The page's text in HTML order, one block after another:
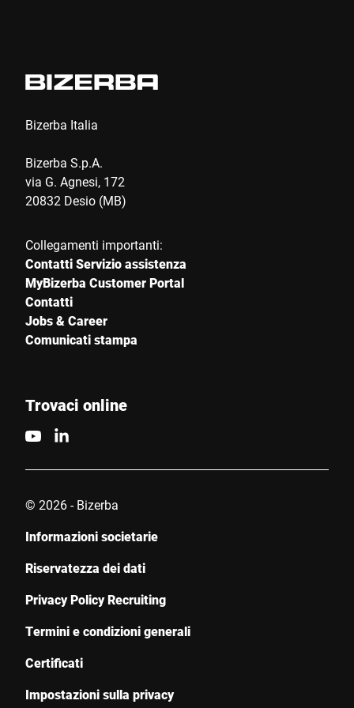
Bizerba Italia
Bizerba S.p.A.
via G. Agnesi, 172
20832 Desio (MB)
Collegamenti importanti:
Contatti Servizio assistenza
MyBizerba Customer Portal
Contatti
Jobs & Career
Comunicati stampa
Trovaci online
© 2026 - Bizerba
Informazioni societarie
Riservatezza dei dati
Privacy Policy Recruiting
Termini e condizioni generali
Certificati
Impostazioni sulla privacy